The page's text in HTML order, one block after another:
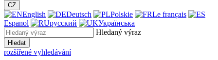
CZ
English Deutsch Polskie
Le français
Espanol
русский
Українська
Hledaný výraz
Hledat
rozšířené vyhledávání